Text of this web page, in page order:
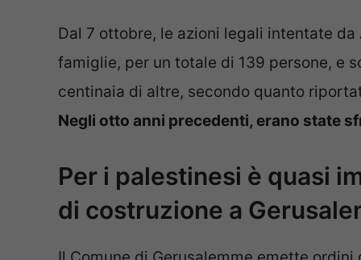
Dal 7 ottobre, le azioni legali intentate
famiglie, per un totale di 139 persone, e
centinaia di altre, secondo quanto
Negli otto anni precedenti, erano state
Per i palestinesi è quasi
di costruzione a